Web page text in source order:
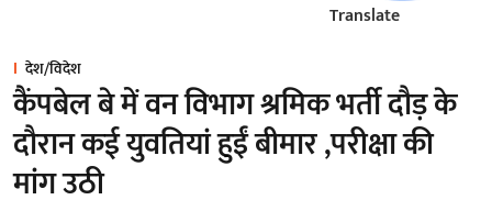
Translate
देश/विदेश
कैंपबेल बे में वन विभाग श्रमिक भर्ती दौड़ के
दौरान कई युवतियां हुईं बीमार ,परीक्षा की
मांग उठी